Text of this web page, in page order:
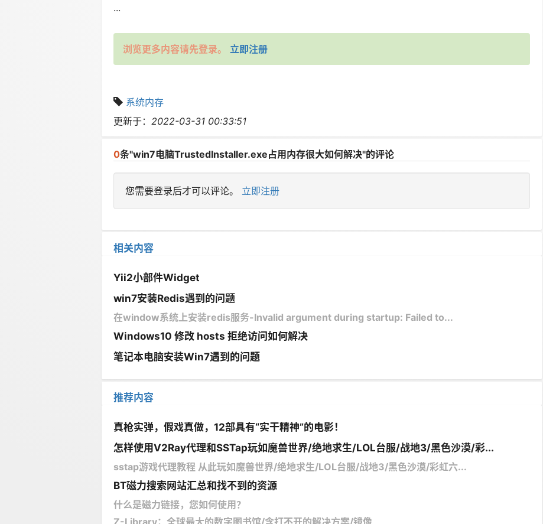
...
浏览更多内容请先登录。 立即注册
系统内存
更新于： 2022-03-31 00:33:51
0条"win7电脑TrustedInstaller.exe占用内存很大如何解决"的评论
您需要登录后才可以评论。 立即注册
相关内容
Yii2小部件Widget
win7安装Redis遇到的问题
在window系统上安装redis服务-Invalid argument during startup: Failed to...
Windows10 修改 hosts 拒绝访问如何解决
笔记本电脑安装Win7遇到的问题
推荐内容
真枪实弹，假戏真做，12部具有“实干精神”的电影！
怎样使用V2Ray代理和SSTap玩如魔兽世界/绝地求生/LOL台服/战地3/黑色沙漠/彩...
sstap游戏代理教程 从此玩如魔兽世界/绝地求生/LOL台服/战地3/黑色沙漠/彩虹六...
BT磁力搜索网站汇总和找不到的资源
什么是磁力链接，您如何使用？
Z-Library：全球最大的数字图书馆/含打不开的解决方案/镜像